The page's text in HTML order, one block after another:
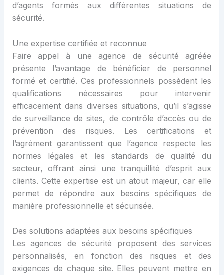
d’agents formés aux différentes situations de
sécurité.
Une expertise certifiée et reconnue
Faire appel à une agence de sécurité agréée
présente l’avantage de bénéficier de personnel
formé et certifié. Ces professionnels possèdent les
qualifications nécessaires pour intervenir
efficacement dans diverses situations, qu’il s’agisse
de surveillance de sites, de contrôle d’accès ou de
prévention des risques. Les certifications et
l’agrément garantissent que l’agence respecte les
normes légales et les standards de qualité du
secteur, offrant ainsi une tranquillité d’esprit aux
clients. Cette expertise est un atout majeur, car elle
permet de répondre aux besoins spécifiques de
manière professionnelle et sécurisée.
Des solutions adaptées aux besoins spécifiques
Les agences de sécurité proposent des services
personnalisés, en fonction des risques et des
exigences de chaque site. Elles peuvent mettre en